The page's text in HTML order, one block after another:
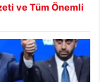
ve Tüm Önemli